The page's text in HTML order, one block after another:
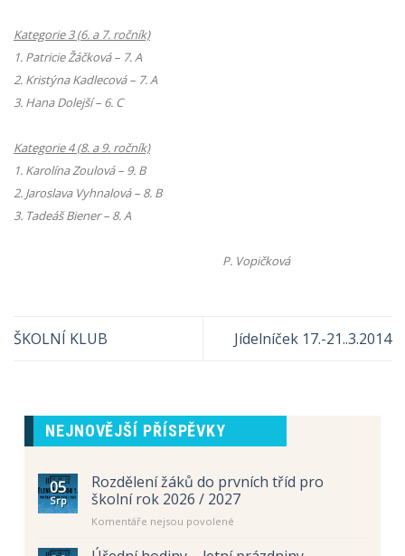
Kategorie 3 (6. a 7. ročník)
1. Patricie Žáčková – 7. A
2. Kristýna Kadlecová – 7. A
3. Hana Dolejší – 6. C
Kategorie 4 (8. a 9. ročník)
1. Karolína Zoulová – 9. B
2. Jaroslava Vyhnalová – 8. B
3. Tadeáš Biener – 8. A
P. Vopičková
ŠKOLNÍ KLUB Jídelníček 17.-21..3.2014
NEJNOVĚJŠÍ PŘÍSPĚVKY
05
Srp
Rozdělení žáků do prvních tříd pro
školní rok 2026 / 2027
Komentáře nejsou povolené
s